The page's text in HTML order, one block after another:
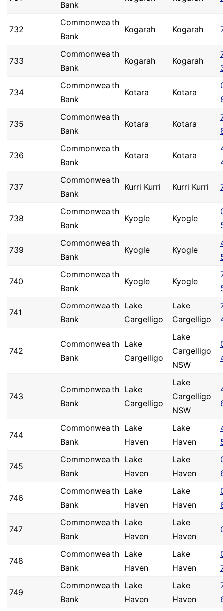
Bank
732
Commonwealth
Bank
Kogarah Kogarah
733
Commonwealth
Bank
Kogarah Kogarah
734
Commonwealth
Bank
Kotara Kotara
735
Commonwealth
Bank
Kotara Kotara
736
Commonwealth
Bank
Kotara Kotara
737
Commonwealth
Bank
Kurri Kurri Kurri Kurri
738
Commonwealth
Bank
Kyogle Kyogle
739
Commonwealth
Bank
Kyogle Kyogle
740
Commonwealth
Bank
Kyogle Kyogle
741
Commonwealth
Bank
Lake
Cargelligo
Lake
Cargelligo
742
Commonwealth
Bank
Lake
Cargelligo
Lake
Cargelligo
NSW
743
Commonwealth
Bank
Lake
Cargelligo
Lake
Cargelligo
NSW
744
Commonwealth
Bank
Lake
Haven
Lake
Haven
745
Commonwealth
Bank
Lake
Haven
Lake
Haven
746
Commonwealth
Bank
Lake
Haven
Lake
Haven
747
Commonwealth
Bank
Lake
Haven
Lake
Haven
748
Commonwealth
Bank
Lake
Haven
Lake
Haven
749
Commonwealth
Bank
Lake
Haven
Lake
Haven